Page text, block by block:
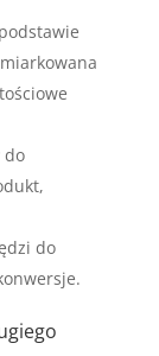
do
do